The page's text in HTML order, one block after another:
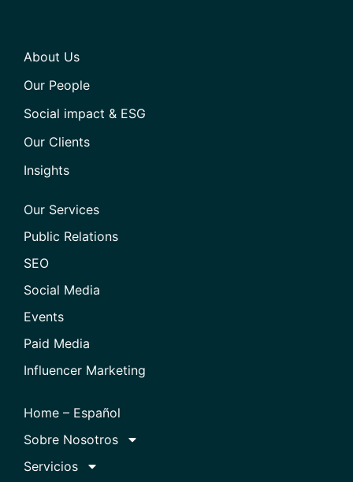
About Us
Our People
Social impact & ESG
Our Clients
Insights
Our Services
Public Relations
SEO
Social Media
Events
Paid Media
Influencer Marketing
Home – Español
Sobre Nosotros
Servicios